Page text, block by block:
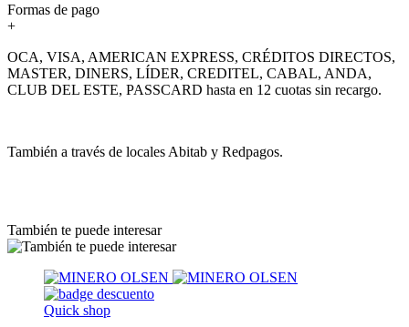
Formas de pago
+
OCA, VISA, AMERICAN EXPRESS, CRÉDITOS DIRECTOS,
MASTER, DINERS, LÍDER, CREDITEL, CABAL, ANDA,
CLUB DEL ESTE, PASSCARD hasta en 12 cuotas sin recargo.
También a través de locales Abitab y Redpagos.
También te puede interesar
Quick shop